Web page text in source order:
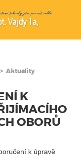
> Aktuality
K
OBORŮ
k úpravě